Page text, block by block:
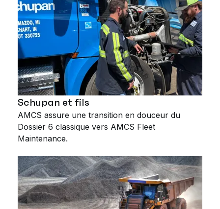
Schupan et fils
AMCS assure une transition en douceur du
Dossier 6 classique vers AMCS Fleet
Maintenance.